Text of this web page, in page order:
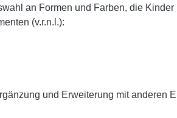
an Formen und Farben, die
(v.r.n.l.):
und Erweiterung mit anderen